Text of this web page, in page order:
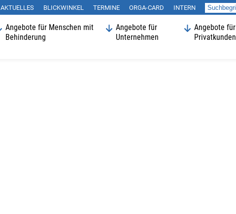
AKTUELLES BLICKWINKEL TERMINE ORGA-CARD INTERN
Suchen
Angebote für Menschen mit
Behinderung
Angebote für
Unternehmen
Angebote für
Privatkunden